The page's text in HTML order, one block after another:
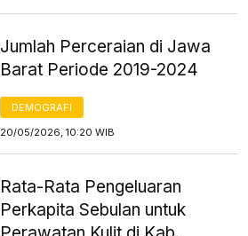
Jumlah Perceraian di Jawa
Barat Periode 2019-2024
DEMOGRAFI
20/05/2026, 10:20 WIB
Rata-Rata Pengeluaran
Perkapita Sebulan untuk